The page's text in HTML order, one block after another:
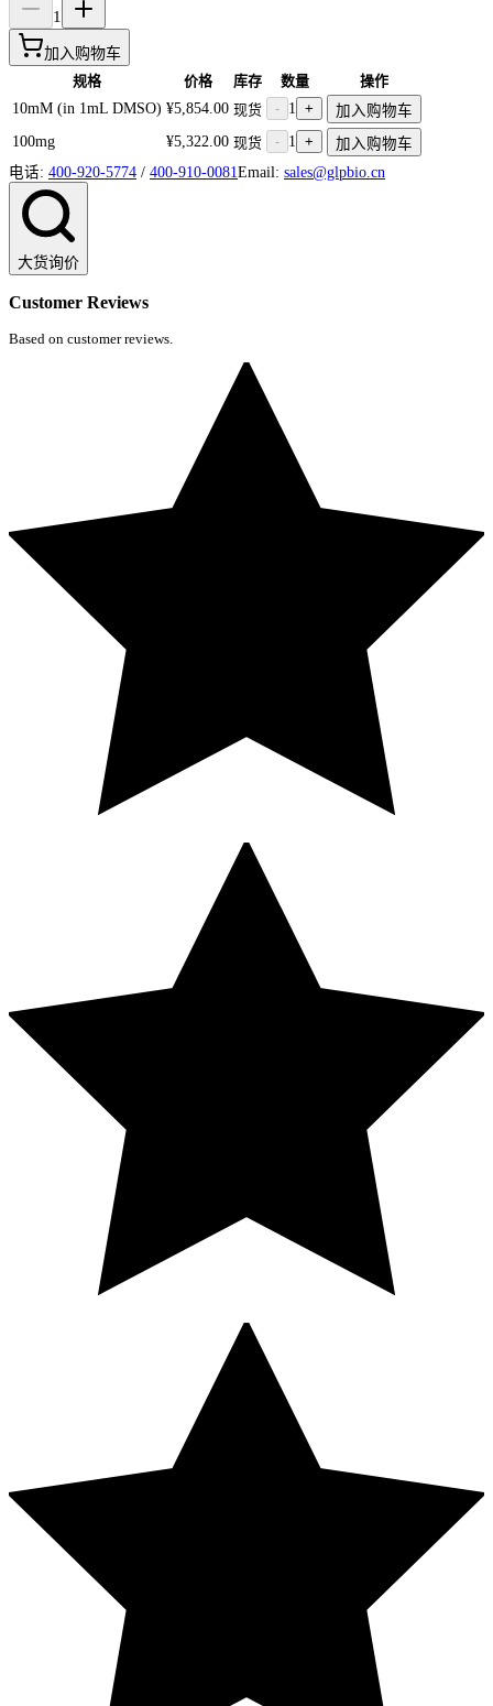
1
加入购物车
规格 价格 库存 数量
操作
10mM (in 1mL DMSO) ¥5,854.00 现货 - 1 +
加入购物车
100mg
¥5,322.00 现货 - 1 +
加入购物车
电话: 400-920-5774 / 400-910-0081 Email: sales@glpbio.cn
大货询价
Customer Reviews
Based on customer reviews.